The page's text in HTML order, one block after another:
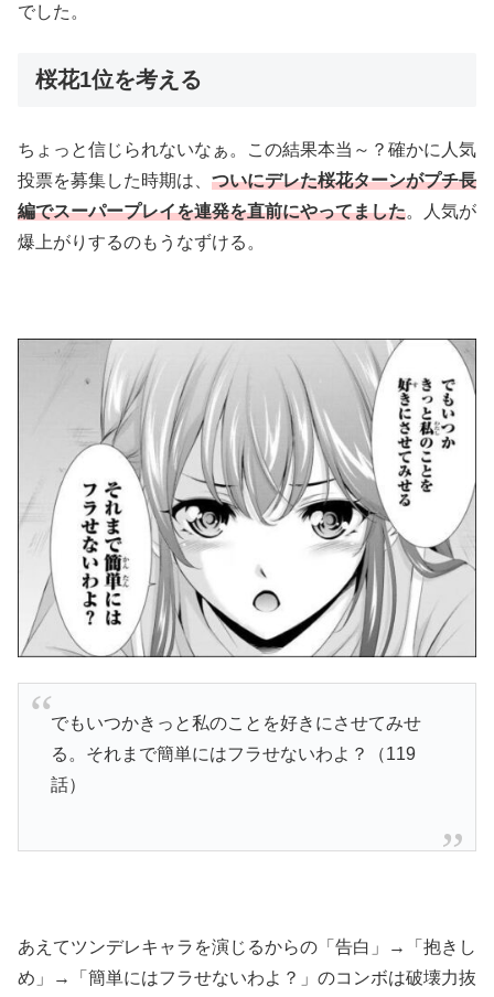
でした。
桜花1位を考える
ちょっと信じられないなぁ。この結果本当～？確かに人気
投票を募集した時期は、 ついにデレた桜花ターンがプチ長
編でスーパープレイを連発を直前にやってました。人気が
爆上がりするのもうなずける。
でもいつかきっと私のことを好きにさせてみせ
る。それまで簡単にはフラせないわよ？（119
話）
あえてツンデレキャラを演じるからの「告白」→「抱きし
め」→「簡単にはフラせないわよ？」のコンボは破壊力抜